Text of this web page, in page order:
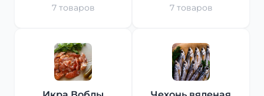
7 товаров 7 товаров